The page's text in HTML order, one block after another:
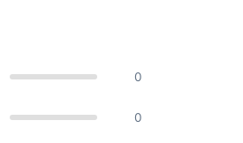
0
0